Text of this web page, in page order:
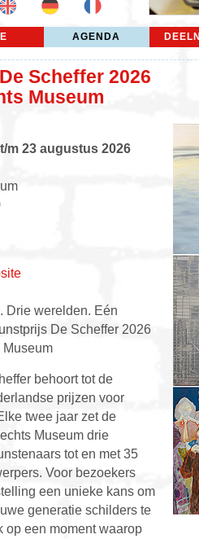
AGENDA
Scheffer 2026
Museum
m 23 augustus 2026
Drie werelden. Eén
De Scheffer 2026
Museum
behoort tot de
prijzen voor
twee jaar zet de
Museum drie
tot en met 35
Voor bezoekers
een unieke kans om
generatie schilders te
op een moment waarop